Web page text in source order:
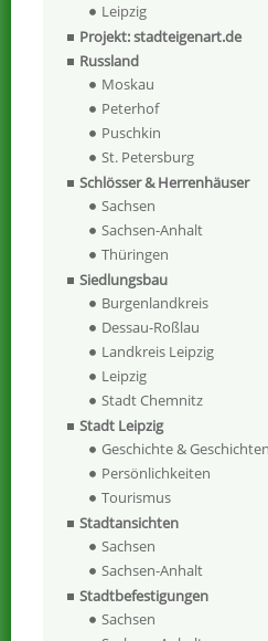
Leipzig
Projekt: stadteigenart.de
Russland
Moskau
Peterhof
Puschkin
St. Petersburg
Schlösser & Herrenhäuser
Sachsen
Sachsen-Anhalt
Thüringen
Siedlungsbau
Burgenlandkreis
Dessau-Roßlau
Landkreis Leipzig
Leipzig
Stadt Chemnitz
Stadt Leipzig
Geschichte & Geschichten
Persönlichkeiten
Tourismus
Stadtansichten
Sachsen
Sachsen-Anhalt
Stadtbefestigungen
Sachsen